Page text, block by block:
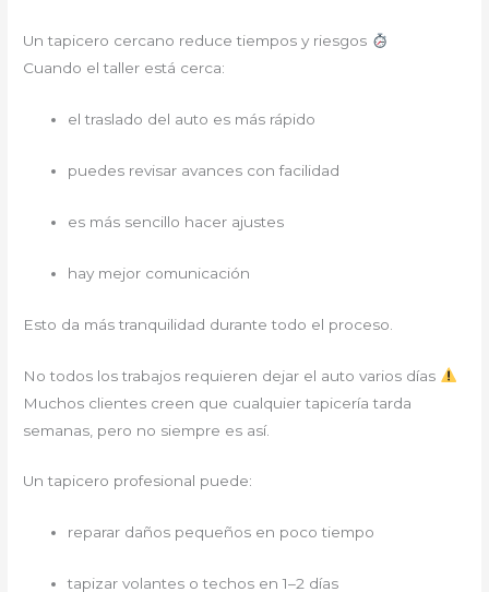
Un tapicero cercano reduce tiempos y riesgos
Cuando el taller está cerca:
el traslado del auto es más rápido
puedes revisar avances con facilidad
es más sencillo hacer ajustes
hay mejor comunicación
Esto da más tranquilidad durante todo el proceso.
No todos los trabajos requieren dejar el auto varios días
Muchos clientes creen que cualquier tapicería tarda
semanas, pero no siempre es así.
Un tapicero profesional puede:
reparar daños pequeños en poco tiempo
tapizar volantes o techos en 1–2 días